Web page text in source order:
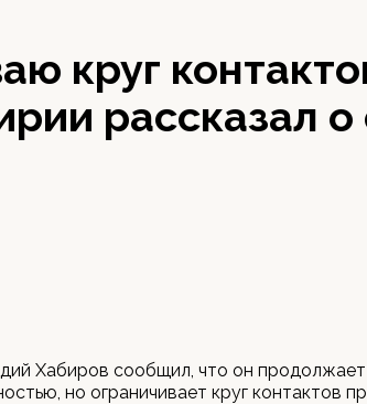
круг
рассказал
Хабиров сообщил, что он
но ограничивает круг контактов